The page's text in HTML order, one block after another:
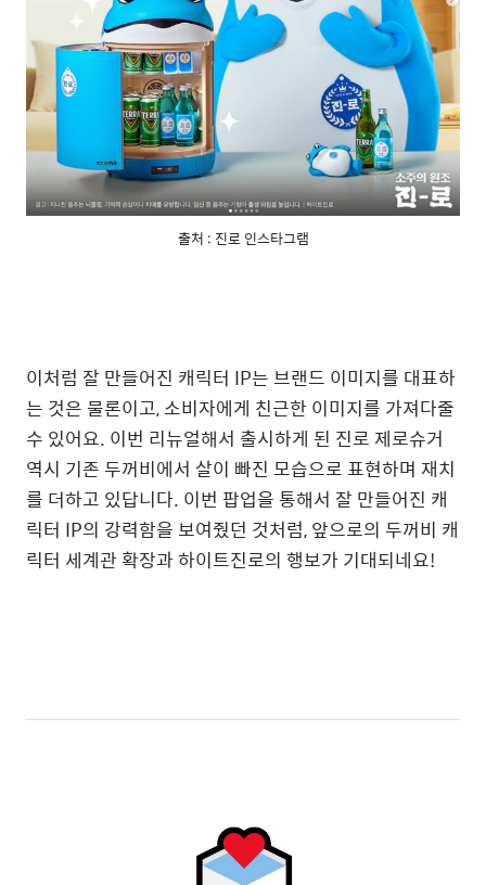
출처 : 진로 인스타그램
이처럼 잘 만들어진 캐릭터 IP는 브랜드 이미지를 대표하
는 것은 물론이고, 소비자에게 친근한 이미지를 가져다줄
수 있어요. 이번 리뉴얼해서 출시하게 된 진로 제로슈거
역시 기존 두꺼비에서 살이 빠진 모습으로 표현하며 재치
를 더하고 있답니다. 이번 팝업을 통해서 잘 만들어진 캐
릭터 IP의 강력함을 보여줬던 것처럼, 앞으로의 두꺼비 캐
릭터 세계관 확장과 하이트진로의 행보가 기대되네요!